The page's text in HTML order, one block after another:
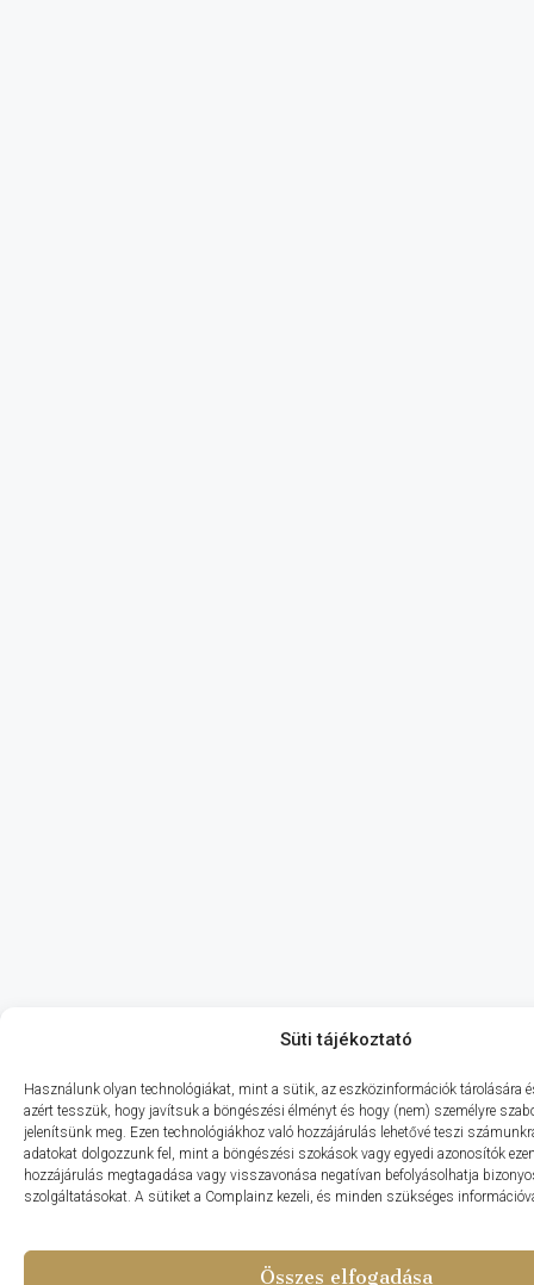
Süti tájékoztató
Használunk olyan technológiákat, mint a sütik, az eszközinformációk tárolására
azért tesszük, hogy javítsuk a böngészési élményt és hogy (nem) személyre
jelenítsünk meg. Ezen technológiákhoz való hozzájárulás lehetővé teszi
adatokat dolgozzunk fel, mint a böngészési szokások vagy egyedi azonosítók
hozzájárulás megtagadása vagy visszavonása negatívan befolyásolhatja
szolgáltatásokat. A sütiket a Complainz kezeli, és minden szükséges
Összes elfogadása